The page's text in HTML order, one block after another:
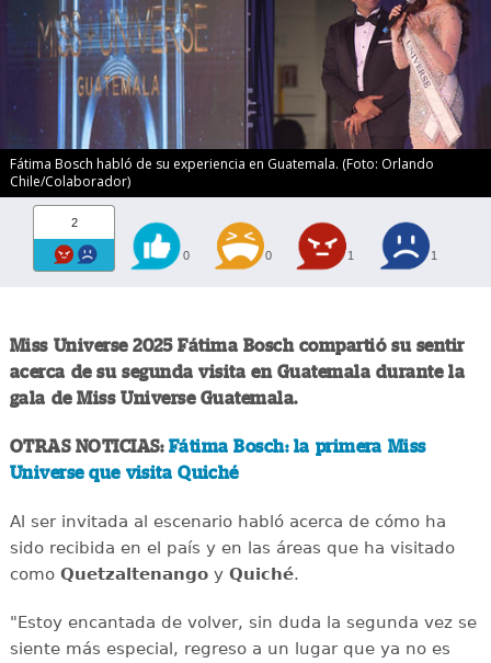
Fátima Bosch habló de su experiencia en Guatemala. (Foto: Orlando
Chile/Colaborador)
2
0 0 1 1
Miss Universe 2025 Fátima Bosch compartió su sentir
acerca de su segunda visita en Guatemala durante la
gala de Miss Universe Guatemala.
OTRAS NOTICIAS: Fátima Bosch: la primera Miss
Universe que visita Quiché
Al ser invitada al escenario habló acerca de cómo ha
sido recibida en el país y en las áreas que ha visitado
como Quetzaltenangoy Quiché.
"Estoy encantada de volver, sin duda la segunda vez se
siente más especial, regreso a un lugar que ya no es